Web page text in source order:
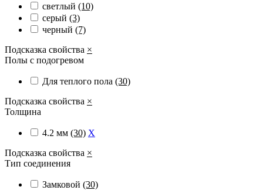
светлый (10)
серый (3)
черный (7)
Подсказка свойства ×
Полы с подогревом
Для теплого пола (30)
Подсказка свойства ×
Толщина
4.2 мм (30) X
Подсказка свойства ×
Тип соединения
Замковой (30)